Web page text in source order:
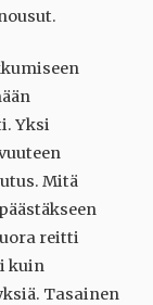
Yksi
Mitä
reitti
kuin
Tasainen